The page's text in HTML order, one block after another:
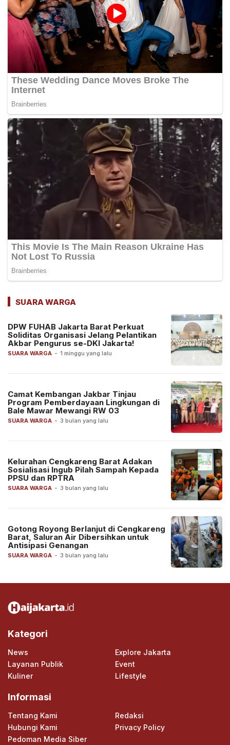
SUARA WARGA
SUARA WARGA - 1 minggu yang lalu
DPW FUHAB Jakarta Barat Perkuat
Soliditas Organisasi Jelang Pelantikan
Akbar Pengurus se-DKI Jakarta!
SUARA WARGA - 3 bulan yang lalu
Camat Kembangan Jakbar Tinjau
Program Pemberdayaan Lingkungan di
Bale Mawar Mewangi RW 03
SUARA WARGA - 3 bulan yang lalu
Kelurahan Cengkareng Barat Adakan
Sosialisasi Ingub Pilah Sampah Kepada
PPSU dan RPTRA
SUARA WARGA - 3 bulan yang lalu
Gotong Royong Berlanjut di Cengkareng
Barat, Saluran Air Dibersihkan untuk
Antisipasi Genangan
Kategori
News
Explore Jakarta
Layanan Publik
Event
Kuliner
Lifestyle
Informasi
Tentang Kami
Redaksi
Hubungi Kami
Privacy Policy
Pedoman Media Siber